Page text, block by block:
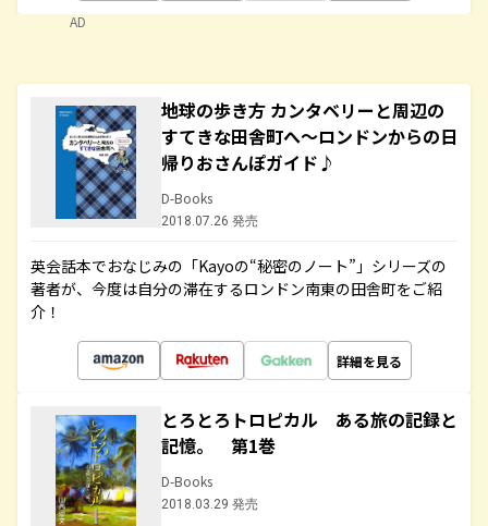
AD
地球の歩き方 カンタベリーと周辺の
すてきな田舎町へ～ロンドンからの日
帰りおさんぽガイド♪
D-Books
2018.07.26 発売
英会話本でおなじみの「Kayoの“秘密のノート”」シリーズの
著者が、今度は自分の滞在するロンドン南東の田舎町をご紹
介！
詳細を見る
とろとろトロピカル ある旅の記録と
記憶。 第1巻
D-Books
2018.03.29 発売